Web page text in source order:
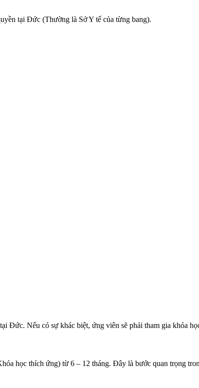
tại Đức (Thường là Sở Y tế của từng bang).
Đức. Nếu có sự khác biệt, ứng viên sẽ phải tham gia khóa
học thích ứng) từ 6 – 12 tháng. Đây là bước quan trọng